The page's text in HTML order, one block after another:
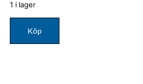
1 i lager
Köp